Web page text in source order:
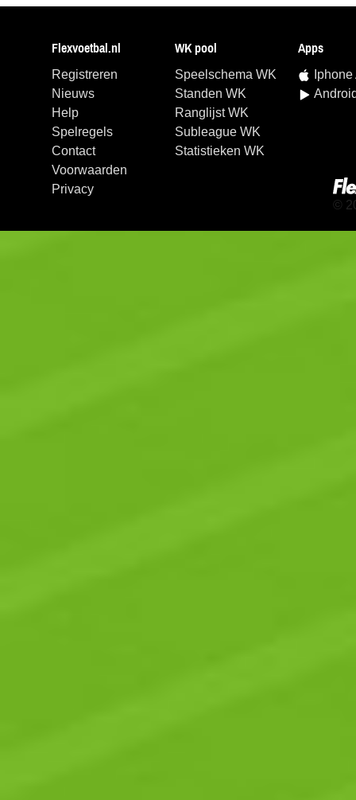
©
Flexvoetbal.nl
Registreren
Nieuws
Help
Spelregels
Contact
Voorwaarden
Privacy
WK pool
Speelschema WK
Standen WK
Ranglijst WK
Subleague WK
Statistieken WK
Apps